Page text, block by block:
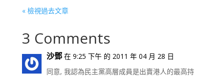
« 檢視過去文章
3 Comments
沙鄧 在 9:25 下午 的 2011 年 04 月 28 日
同意, 我認為民主黨高層成員是出賣港人的最高持